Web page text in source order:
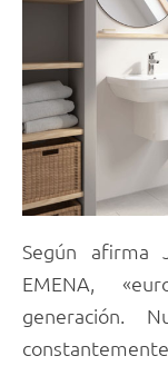
Según afirma
EMENA,
generación.